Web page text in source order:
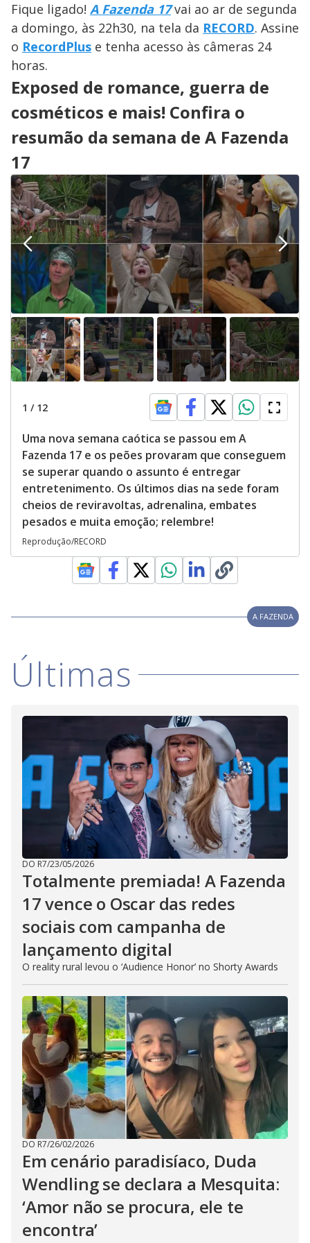
a
y
V
i
d
e
o
s o
s
o
Fique ligado! A Fazenda 17vai ao ar de segunda
a domingo, às 22h30, na tela da RECORD. Assine
o RecordPlus e tenha acesso às câmeras 24
horas.
Exposed de romance, guerra de
cosméticos e mais! Confira o
resumão da semana de A Fazenda
17
1 / 12
Uma nova semana caótica se passou em A
Fazenda 17 e os peões provaram que conseguem
se superar quando o assunto é entregar
entretenimento. Os últimos dias na sede foram
cheios de reviravoltas, adrenalina, embates
pesados e muita emoção; relembre!
Reprodução/RECORD
A FAZENDA
Últimas
DO R7/23/05/2026
Totalmente premiada! A Fazenda
17 vence o Oscar das redes
sociais com campanha de
lançamento digital
O reality rural levou o ‘Audience Honor’ no Shorty Awards
DO R7/26/02/2026
Em cenário paradisíaco, Duda
Wendling se declara a Mesquita:
‘Amor não se procura, ele te
encontra’